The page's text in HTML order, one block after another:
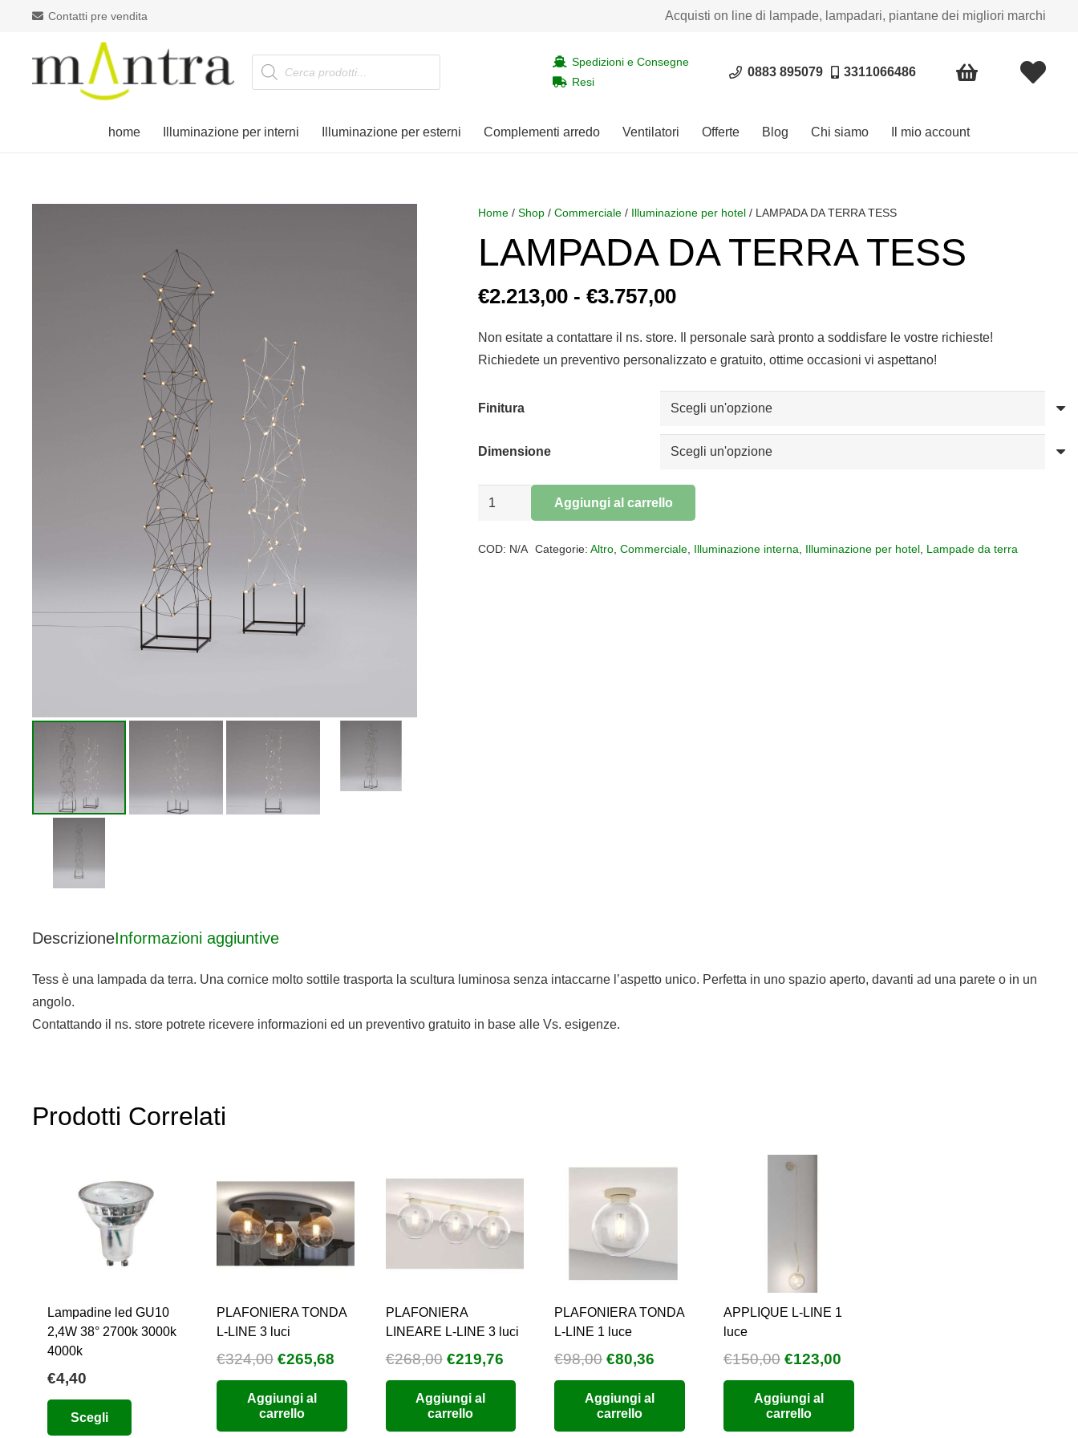
Contatti pre vendita Acquisti on line di lampade, lampadari, piantane dei migliori marchi
Products
search
Spedizioni e Consegne
Resi
0883 895079 3311066486
home Illuminazione per interni Illuminazione per esterni Complementi arredo Ventilatori Offerte Blog Chi siamo Il mio account
Home /Shop /Commerciale / Illuminazione per hotel / LAMPADA DA TERRA TESS
LAMPADA DA TERRA TESS
€2.213,00 - €3.757,00Fascia
prezzo:
da
a
€3.757,00
Non esitate a contattare il ns. store. Il personale sarà pronto a soddisfare le vostre richieste!
Richiedete un preventivo personalizzato e gratuito, ottime occasioni vi aspettano!
Finitura
Dimensione
LAMPADA
Aggiungi al carrello
COD: N/A Categorie: Altro, Commerciale, Illuminazione interna Illuminazione per hotel, Lampade da terra
DescrizioneInformazioni aggiuntive
Tess è una lampada da terra.‎ Una cornice molto sottile trasporta la scultura luminosa senza intaccarne l’aspetto unico.‎ Perfetta in uno spazio aperto, davanti ad una parete o in un
angolo.‎
Contattando il ns. store potrete ricevere informazioni ed un preventivo gratuito in base alle Vs. esigenze.
Prodotti Correlati
Lampadine led GU10
2,4W 38° 2700k 3000k
4000k
€4,40
Scegli
PLAFONIERA TONDA
L-LINE 3 luci
€324,00 Il
prezzo
originale
era:
€265,68Il
prezzo
Aggiungi al
carrello
PLAFONIERA
LINEARE L-LINE 3 luci
€268,00 Il
prezzo
originale
era:
€219,76Il
prezzo
Aggiungi al
carrello
PLAFONIERA TONDA
L-LINE 1 luce
€98,00 Il
prezzo
originale
era:
€80,36
prezzo
attuale
Aggiungi al
carrello
APPLIQUE L-LINE 1
luce
€150,00 Il
prezzo
originale
era:
€123,00Il
prezzo
Aggiungi al
carrello